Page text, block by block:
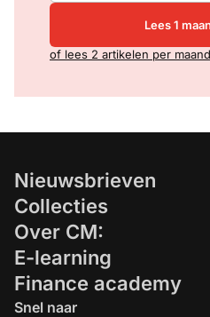
Lees 1
of lees 2 artikelen per
Nieuwsbrieven
Collecties
Over CM:
E-learning
Finance academy
Snel naar